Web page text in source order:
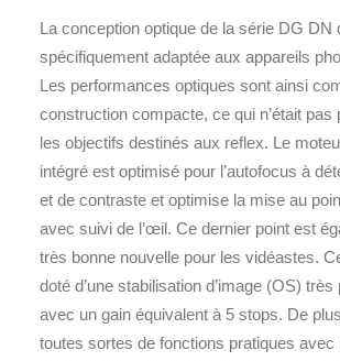
La conception optique de la série DG DN
spécifiquement adaptée aux appareils
Les performances optiques sont ainsi
construction compacte, ce qui n’était pas
les objectifs destinés aux reflex. Le
intégré est optimisé pour l’autofocus à
et de contraste et optimise la mise au
avec suivi de l’œil. Ce dernier point est
très bonne nouvelle pour les vidéastes.
doté d’une stabilisation d’image (OS)
avec un gain équivalent à 5 stops. De
toutes sortes de fonctions pratiques avec